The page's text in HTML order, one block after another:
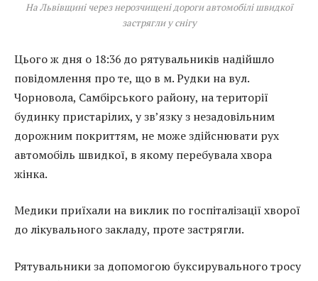
На Львівщині через нерозчищені дороги автомобілі швидкої
застрягли у снігу
Цього ж дня о 18:36 до рятувальників надійшло
повідомлення про те, що в м. Рудки на вул.
Чорновола, Самбірського району, на території
будинку пристарілих, у зв’язку з незадовільним
дорожним покриттям, не може здійснювати рух
автомобіль швидкої, в якому перебувала хвора
жінка.
Медики приїхали на виклик по госпіталізації хворої
до лікувального закладу, проте застрягли.
Рятувальники за допомогою буксирувального тросу